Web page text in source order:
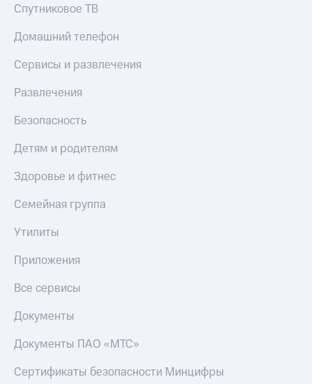
Спутниковое ТВ
Домашний телефон
Сервисы и развлечения
Развлечения
Безопасность
Детям и родителям
Здоровье и фитнес
Семейная группа
Утилиты
Приложения
Все сервисы
Документы
Документы ПАО «МТС»
Сертификаты безопасности Минцифры